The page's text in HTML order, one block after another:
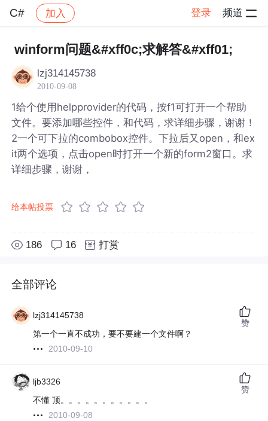
C# 加入 登录 频道
社区 帖子详情
winform问题&#xff0c;求解答&#xff01;
lzj314145738
2010-09-08
1给个使用helpprovider的代码，按f1可打开一个帮助
文件。要添加哪些控件，和代码，求详细步骤，谢谢！
2一个可下拉的combobox控件。下拉后又open，和ex
it两个选项，点击open时打开一个新的form2窗口。求
详细步骤，谢谢，
给本帖投票
186 16 打赏
全部评论
lzj314145738
第一个一直不成功，要不要建一个文件啊？
2010-09-10
赞
ljb3326
不懂 顶。。。。。。。。。。。
2010-09-08
赞